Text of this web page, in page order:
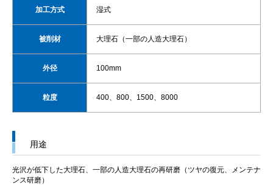
加工方式 湿式
被削材 大理石（一部の人造大理石）
外径 100mm
粒度 400、800、1500、8000
用途
光沢が低下した大理石、一部の人造大理石の再研磨（ツヤの復元、メンテナ
ンス研磨）